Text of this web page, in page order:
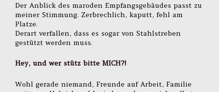
Der Anblick des maroden Empfangsgebäudes passt zu
meiner Stimmung. Zerbrechlich, kaputt, fehl am
Platze.
Derart verfallen, dass es sogar von Stahlstreben
gestützt werden muss.
Hey, und wer stütz bitte MICH?!
Wohl gerade niemand, Freunde auf Arbeit, Familie